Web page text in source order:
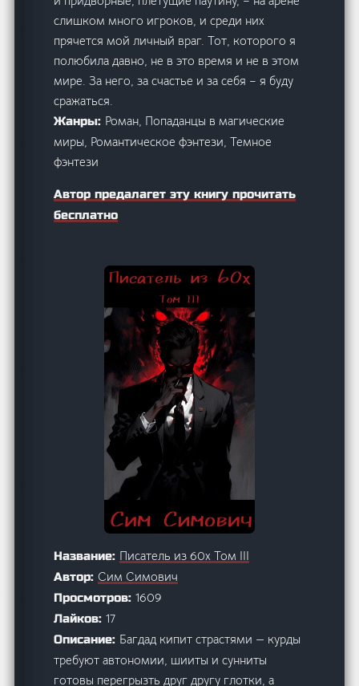
слишком много игроков, и среди них
прячется мой личный враг. Тот, которого я
полюбила давно, не в это время и не в этом
мире. За него, за счастье и за себя – я буду
сражаться.
Жанры: Роман, Попаданцы в магические
миры, Романтическое фэнтези, Темное
фэнтези
Автор предалагет эту книгу прочитать
бесплатно
Название: Писатель из 60х Том III
Автор:Сим Симович
Просмотров:1609
Лайков:17
Описание: Багдад кипит страстями — курды
требуют автономии, шииты и сунниты
готовы перегрызть друг другу глотки, а